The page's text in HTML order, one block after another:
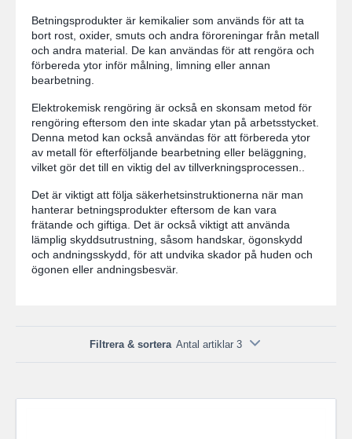
Betningsprodukter är kemikalier som används för att ta
bort rost, oxider, smuts och andra föroreningar från metall
och andra material. De kan användas för att rengöra och
förbereda ytor inför målning, limning eller annan
bearbetning.
Elektrokemisk rengöring är också en skonsam metod för
rengöring eftersom den inte skadar ytan på arbetsstycket.
Denna metod kan också användas för att förbereda ytor
av metall för efterföljande bearbetning eller beläggning,
vilket gör det till en viktig del av tillverkningsprocessen..
Det är viktigt att följa säkerhetsinstruktionerna när man
hanterar betningsprodukter eftersom de kan vara
frätande och giftiga. Det är också viktigt att använda
lämplig skyddsutrustning, såsom handskar, ögonskydd
och andningsskydd, för att undvika skador på huden och
ögonen eller andningsbesvär.
Filtrera & sortera Antal artiklar 3